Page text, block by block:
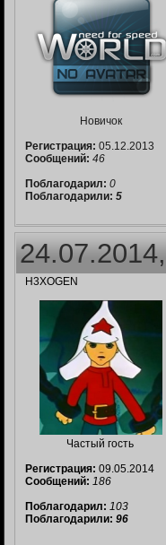
Новичок
Регистрация: 05.12.2013
Сообщений: 46
Поблагодарил: 0
Поблагодарили: 5
H3XOGEN
Частый гость
Регистрация: 09.05.2014
Сообщений: 186
Поблагодарил: 103
Поблагодарили: 96